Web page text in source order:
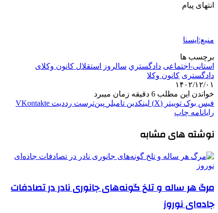
انتهای پیام
منبع:ایسنا
برچسب ها
استانی-اجتماعی دادگستري سالروز استقلال کانون وکلای
دادگستری كانون وكلا
۱۴۰۲/۱۲/۰۱
خواندن این مطلب 6 دقیقه زمان میبرد
فیس بوک توییتر (X) لینکدین ‫تامبلر ‫پین‌ترست ‫رددیت ‫VKontakte
رایانامه چاپ
نوشته های مشابه
مرگ هر ساله و تلخ گونه‌های جانوری نادر در تصادفات
جاده‌ای نوروز